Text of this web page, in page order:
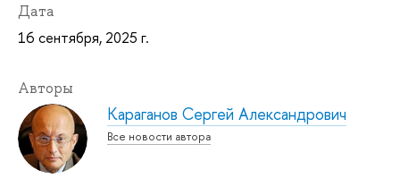
Дата
16 сентября, 2025 г.
Авторы
Караганов Сергей Александрович
Все новости автора